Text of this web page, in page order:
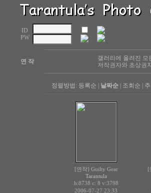
ID
PW
연 작
갤러리에 올려진 모
저작권자와 초상권
정렬방법: 등록순 날짜순 조회순
[연작] Guilty Gear
Tarantula
h:8738 c: 8 v:3798
2006-07-27 23:33
[